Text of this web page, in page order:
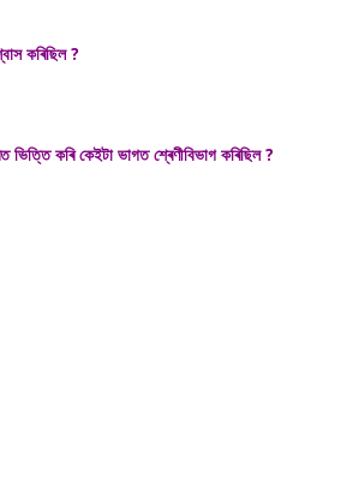
কৰিছিল ?
কৰি কেইটা ভাগত শ্ৰেণীবিভাগ কৰিছিল ?